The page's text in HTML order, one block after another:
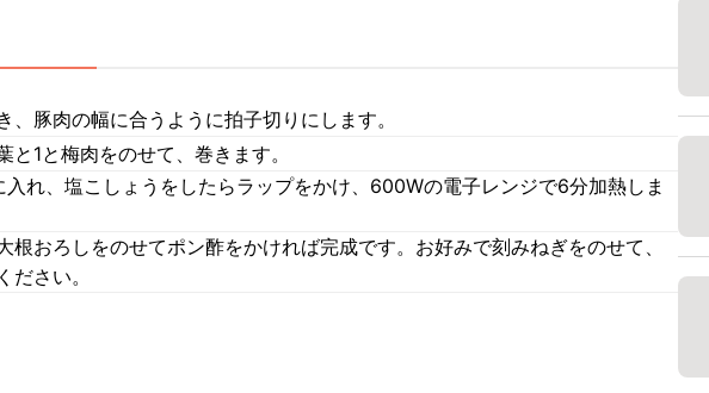
、豚肉の幅に合うように拍子切りにします。
と1と梅肉をのせて、巻きます。
入れ、塩こしょうをしたらラップをかけ、600Wの電子レンジで6分加熱しま
根おろしをのせてポン酢をかければ完成です。お好みで刻みねぎをのせて、
ださい。